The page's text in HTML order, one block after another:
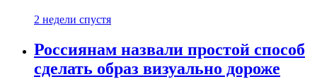
2 недели спустя
Россиянам назвали простой способ
сделать образ визуально дороже